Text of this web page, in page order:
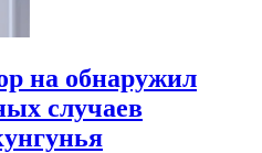
на обнаружил
случаев